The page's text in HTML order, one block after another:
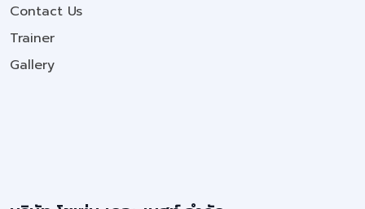
Contact Us
Trainer
Gallery